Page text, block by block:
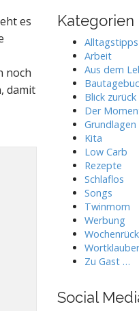
es
noch
damit
Kategorien
Alltagstipps
Arbeit
Aus dem
Blick zurück
Der
Grundlagen
Kita
Low Carb
Rezepte
Schlaflos
Songs
Twinmom
Werbung
Zu Gast …
Social